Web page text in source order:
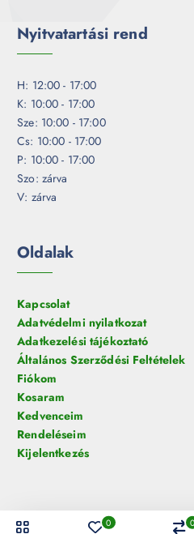
Nyitvatartási rend
H: 12:00 - 17:00
K: 10:00 - 17:00
Sze: 10:00 - 17:00
Cs: 10:00 - 17:00
P: 10:00 - 17:00
Szo: zárva
V: zárva
Oldalak
Kapcsolat
Adatvédelmi nyilatkozat
Adatkezelési tájékoztató
Általános Szerződési Feltételek
Fiókom
Kosaram
Kedvenceim
Rendeléseim
Kijelentkezés
0 0